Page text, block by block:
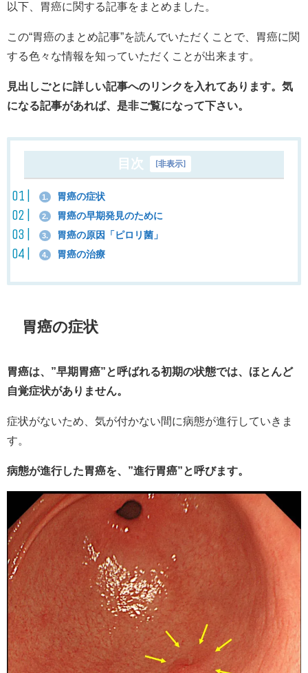
以下、胃癌に関する記事をまとめました。
この“胃癌のまとめ記事”を読んでいただくことで、胃癌に関
する色々な情報を知っていただくことが出来ます。
見出しごとに詳しい記事へのリンクを入れてあります。気
になる記事があれば、是非ご覧になって下さい。
目次 [非表示]
1. 胃癌の症状
2. 胃癌の早期発見のために
3. 胃癌の原因「ピロリ菌」
4. 胃癌の治療
胃癌の症状
胃癌は、”早期胃癌”と呼ばれる初期の状態では、ほとんど
自覚症状がありません。
症状がないため、気が付かない間に病態が進行していきま
す。
病態が進行した胃癌を、”進行胃癌”と呼びます。